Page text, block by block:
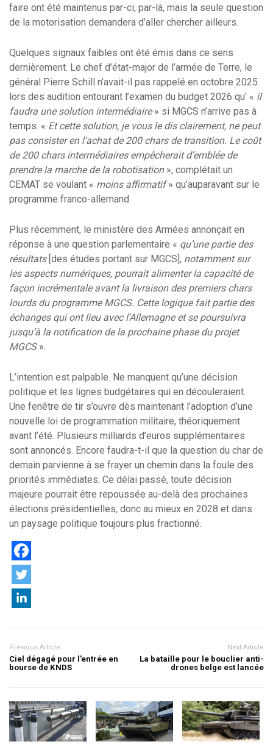
faire ont été maintenus par-ci, par-là, mais la seule question
de la motorisation demandera d’aller chercher ailleurs.
Quelques signaux faibles ont été émis dans ce sens
dernièrement. Le chef d’état-major de l’armée de Terre, le
général Pierre Schill n’avait-il pas rappelé en octobre 2025
lors des audition entourant l’examen du budget 2026 qu’ « il
faudra une solution intermédiaire» si MGCS n’arrive pas à
temps. « Et cette solution, je vous le dis clairement, ne peut
pas consister en l’achat de 200 chars de transition. Le coût
de 200 chars intermédiaires empêcherait d’emblée de
prendre la marche de la robotisation», complétait un
CEMAT se voulant « moins affirmatif» qu’auparavant sur le
programme franco-allemand.
Plus récemment, le ministère des Armées annonçait en
réponse à une question parlementaire « qu’une partie des
résultats[des études portant sur MGCS], notamment sur
les aspects numériques, pourrait alimenter la capacité de
façon incrémentale avant la livraison des premiers chars
lourds du programme MGCS. Cette logique fait partie des
échanges qui ont lieu avec l’Allemagne et se poursuivra
jusqu’à la notification de la prochaine phase du projet
MGCS».
L’intention est palpable. Ne manquent qu’une décision
politique et les lignes budgétaires qui en découleraient.
Une fenêtre de tir s’ouvre dès maintenant l’adoption d’une
nouvelle loi de programmation militaire, théoriquement
avant l’été. Plusieurs milliards d’euros supplémentaires
sont annoncés. Encore faudra-t-il que la question du char de
demain parvienne à se frayer un chemin dans la foule des
priorités immédiates. Ce délai passé, toute décision
majeure pourrait être repoussée au-delà des prochaines
élections présidentielles, donc au mieux en 2028 et dans
un paysage politique toujours plus fractionné.
Previous Article
Ciel dégagé pour l’entrée en
bourse de KNDS
Next Article
La bataille pour le bouclier anti-
drones belge est lancée